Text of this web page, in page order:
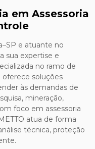
em Assessoria
e atuante no
sua expertise e
no ramo de
oferece soluções
às demandas de
mineração,
foco em assessoria
atua de forma
técnica, proteção